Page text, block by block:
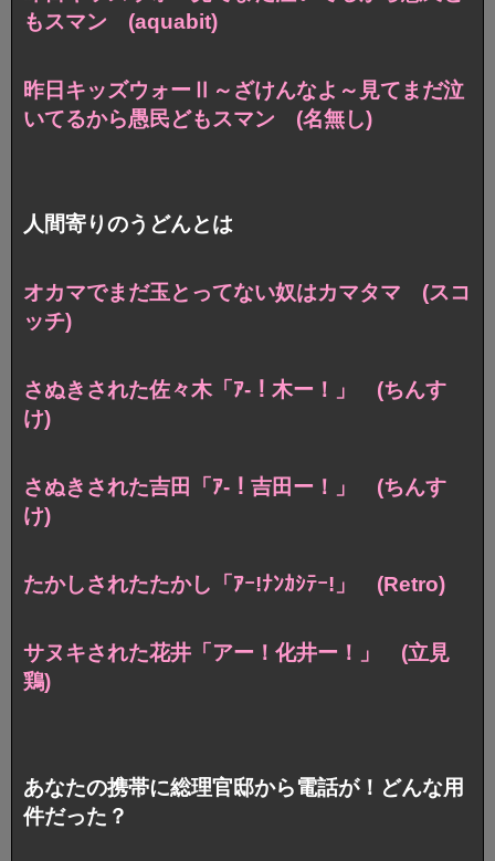
もスマン (aquabit)
昨日キッズウォーⅡ～ざけんなよ～見て まだ泣
いてるから愚民どもスマン (名無し)
人間寄りのうどんとは
オカマでまだ玉とってない奴はカマタマ (スコ
ッチ)
さぬきされた佐々木「ｱ-！木ー！」 (ちんす
け)
さぬきされた吉田「ｱ-！吉田ー！」 (ちんす
け)
たかしされたたかし「ｱｰ!ﾅﾝｶｼﾃｰ!」 (Retro)
サヌキされた花井「アー！化井ー！」 (立見
鶏)
あなたの携帯に総理官邸から電話が！どんな用
件だった？